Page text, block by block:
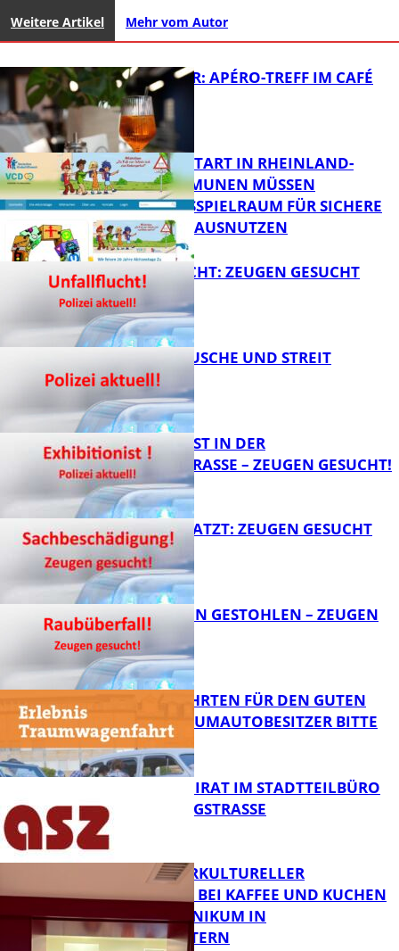
Weitere Artikel Mehr vom Autor
FB Kultur
HOT SUMMER: APÉRO-TREFF IM CAFÉ
LUMA
ZUM SCHULSTART IN RHEINLAND-
PFALZ: KOMMUNEN MÜSSEN
HANDLUNGSSPIELRAUM FÜR SICHERE
SCHULWEGE AUSNUTZEN
UNFALLFLUCHT: ZEUGEN GESUCHT
KNALLGERÄUSCHE UND STREIT
EXHIBITIONIST IN DER
VELMANNSTRASSE – ZEUGEN GESUCHT!
AUTO ZERKRATZT: ZEUGEN GESUCHT
FB News
TEURE KETTEN GESTOHLEN – ZEUGEN
GESUCHT!
FB News
SPENDENFAHRTEN FÜR DEN GUTEN
ZWECK – TRAUMAUTOBESITZER BITTE
MELDEN!
FB News
SENIORENBEIRAT IM STADTTEILBÜRO
IN DER KÖNIGSTRASSE
NEUER INTERKULTURELLER
TREFFPUNKT BEI KAFFEE UND KUCHEN
IM PFALZKLINIKUM IN
KAISERSLAUTERN